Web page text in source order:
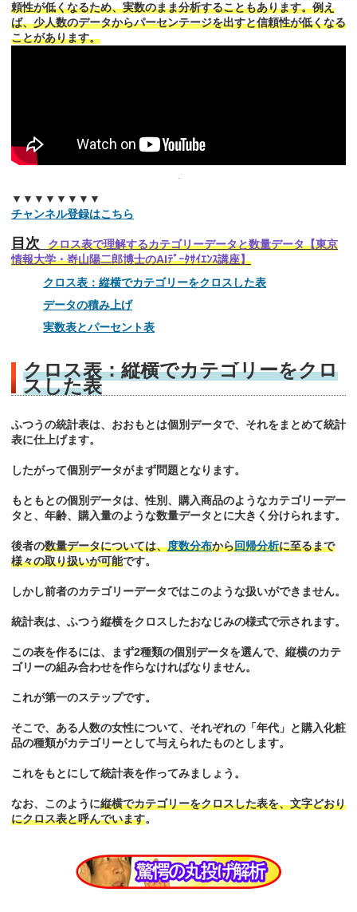
頼性が低くなるため、実数のまま分析することもあります。例え
ば、少人数のデータからパーセンテージを出すと信頼性が低くなる
ことがあります。
▼▼▼▼▼▼▼▼
チャンネル登録はこちら
目次
クロス表で理解するカテゴリーデータと数量データ【東京
情報大学・嵜山陽二郎博士のAIﾃﾞｰﾀｻｲｴﾝｽ講座】
クロス表：縦横でカテゴリーをクロスした表
データの積み上げ
実数表とパーセント表
クロス表：縦横でカテゴリーをクロ
スした表
ふつうの統計表は、おおもとは個別データで、それをまとめて統計
表に仕上げます。
したがって個別データがまず問題となります。
もともとの個別データは、性別、購入商品のようなカテゴリーデー
タと、年齢、購入量のような数量データとに大きく分けられます。
後者の数量データについては、度数分布から回帰分析に至るまで
様々の取り扱いが可能です。
しかし前者のカテゴリーデータではこのような扱いができません。
統計表は、ふつう縦横をクロスしたおなじみの様式で示されます。
この表を作るには、まず2種類の個別データを選んで、縦横のカテ
ゴリーの組み合わせを作らなければなりません。
これが第一のステップです。
そこで、ある人数の女性について、それぞれの「年代」と購入化粧
品の種類がカテゴリーとして与えられたものとします。
これをもとにして統計表を作ってみましょう。
なお、このように縦横でカテゴリーをクロスした表を、文字どおり
にクロス表と呼んでいます。